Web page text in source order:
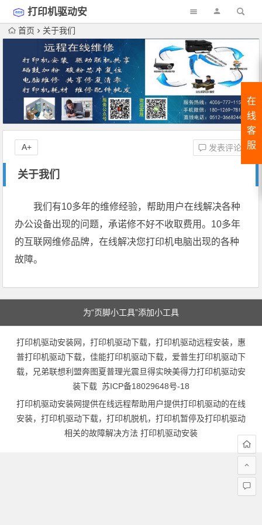
打印机驱动安
装首页 关于我们
关于我们
我们有10多年的维修经验，帮助用户在线解决各种
办公设备出现的问题，承诺修不好不收取费用。10多年
的互联网维修品牌，在线解决您打印机电脑出现的各种
故障。
发表评论
A+
在
线
客
服
为“页脚小工具”添加小工具
打印机驱动安装网，打印机驱动下载，打印机驱动远程安装，惠
普打印机驱动下载，佳能打印机驱动下载，爱普生打印机驱动下
载，兄弟联想利盟奔图夏普理光震旦得实映美得力打印机驱动安
装下载 苏ICP备18029648号-18
打印机驱动安装网提供在线远程帮助用户提供打印机驱动的在线
安装，打印机驱动下载，打印机脱机，打印机暂停及打印机驱动
相关的故障解决方法 打印机驱动安装